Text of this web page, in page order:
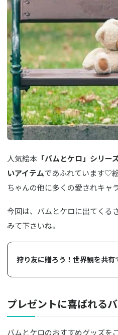
人気絵本 「バムとケロ」シリ
いアイテムであふれています♡
ちゃんの他に多くの愛されキャ
今回は、バムとケロに出てくる
みて下さいね。
狩り友に贈ろう！世界観を共
プレゼントに喜ばれる
バムとケロのおすすめグッズを